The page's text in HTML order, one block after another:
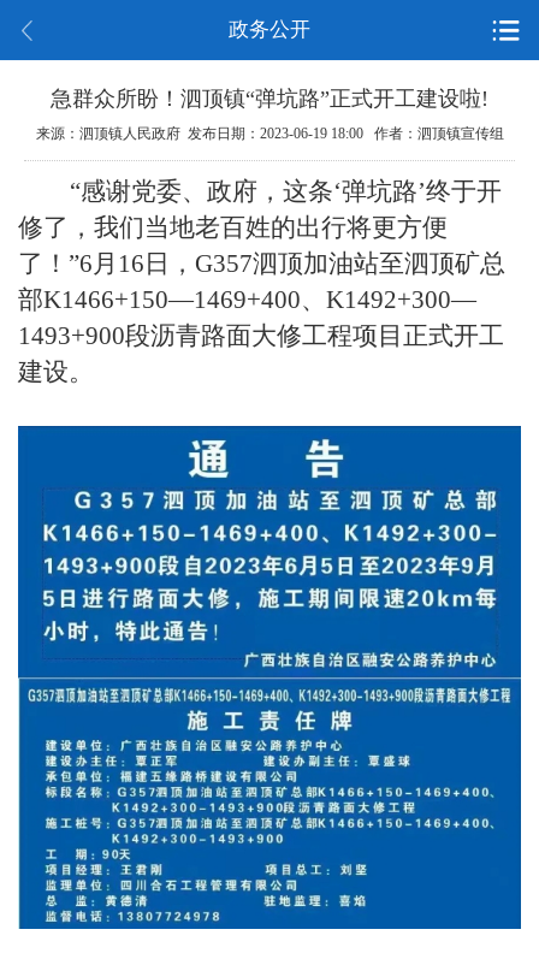
政务公开
急群众所盼！泗顶镇“弹坑路”正式开工建设啦!
来源：泗顶镇人民政府 发布日期：2023-06-19 18:00 作者：泗顶镇宣传组
“感谢党委、政府，这条‘弹坑路’终于开
修了，我们当地老百姓的出行将更方便
了！”6月16日，G357泗顶加油站至泗顶矿总
部K1466+150—1469+400、K1492+300—
1493+900段沥青路面大修工程项目正式开工
建设。